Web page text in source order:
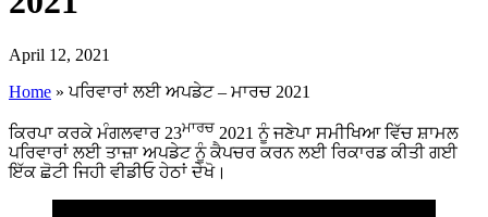
April 12, 2021
Home »ਪਰਿਵਾਰਾਂ ਲਈ ਅਪਡੇਟ – ਮਾਰਚ 2021
ਕਿਰਪਾ ਕਰਕੇ ਮੰਗਲਵਾਰ 23ਮਾਰਚ 2021 ਨੂੰ ਜਣੇਪਾ ਸਮੀਖਿਆ ਵਿੱਚ ਸ਼ਾਮਲ
ਪਰਿਵਾਰਾਂ ਲਈ ਤਾਜ਼ਾ ਅਪਡੇਟ ਨੂੰ ਕੈਪਚਰ ਕਰਨ ਲਈ ਰਿਕਾਰਡ ਕੀਤੀ ਗਈ
ਇੱਕ ਛੋਟੀ ਜਿਹੀ ਵੀਡੀਓ ਹੇਠਾਂ ਦੇਖੋ।